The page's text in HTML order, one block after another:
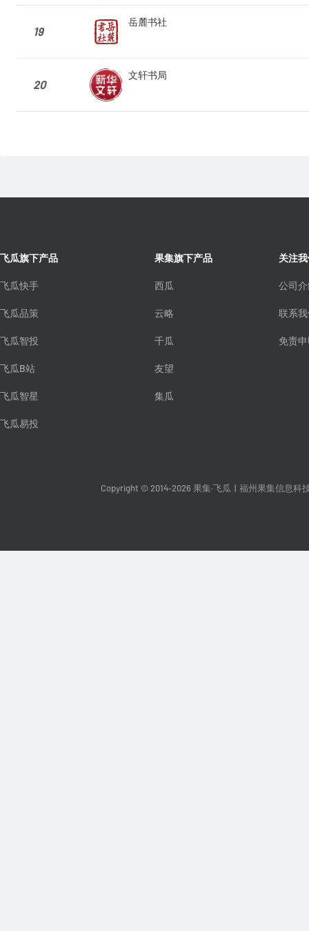
19
岳麓书社
20
文轩书局
飞瓜旗下产品
飞瓜快手
飞瓜品策
飞瓜智投
飞瓜B站
飞瓜智星
飞瓜易投
果集旗下产品
西瓜
云略
千瓜
友望
集瓜
关注
公司
联系
免责
Copyright © 2014-2026 果集·飞瓜 福州果集信息科